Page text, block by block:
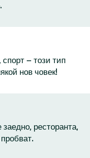
– този тип
нов човек!
ресторанта,